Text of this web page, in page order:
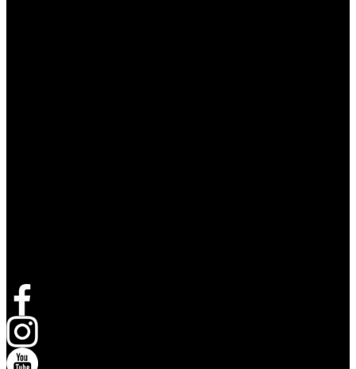
opent in een nieuw tabblad
opent in een nieuw tabblad
opent in een nieuw tabblad